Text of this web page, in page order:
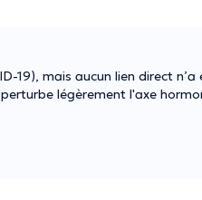
19), mais aucun lien direct
légèrement l'axe